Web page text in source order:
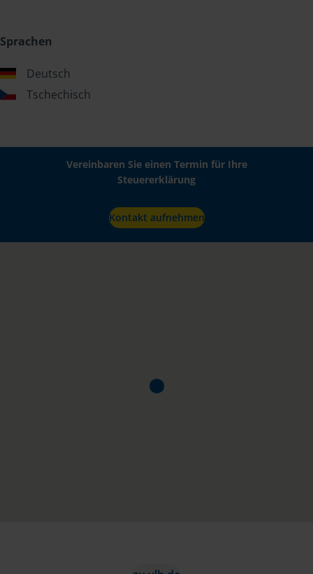
Sprachen
Deutsch
Tschechisch
Vereinbaren Sie einen Termin für Ihre
Steuererklärung
Kontakt aufnehmen